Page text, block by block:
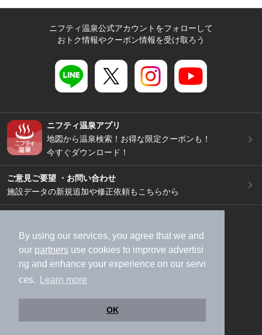
By using our services, you agree that we and
our partners use cookies to improve advertisi
ng and enhance your experience on our servi
ces.
Learn more
OK
ニフティ温泉公式アカウントをフォローして
おトク情報やクーポン情報を受け取ろう
ニフティ温泉アプリ
地図から温泉検索！お得な限定クーポンも！
今すぐダウンロード！
ご意見ご要望 ・お問い合わせ
施設データの新規追加や修正依頼もこちらから
加盟店募集（資料請求）
広告出稿のご案内
利用規約
ライフスタイルMEMBERS+規約
特定商取引法に基づく表記
ヘルプ
採用情報
運営会社